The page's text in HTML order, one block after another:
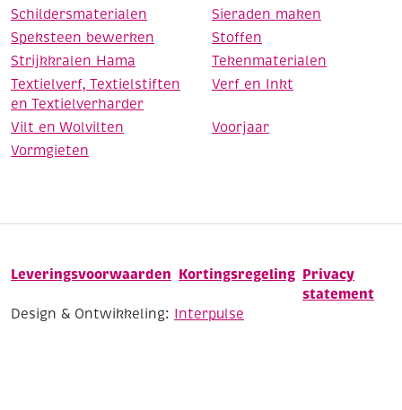
Schildersmaterialen
Sieraden maken
Speksteen bewerken
Stoffen
Strijkkralen Hama
Tekenmaterialen
Textielverf, Textielstiften
en Textielverharder
Verf en Inkt
Vilt en Wolvilten
Voorjaar
Vormgieten
Leveringsvoorwaarden Kortingsregeling Privacy
statement
Design & Ontwikkeling: Interpulse